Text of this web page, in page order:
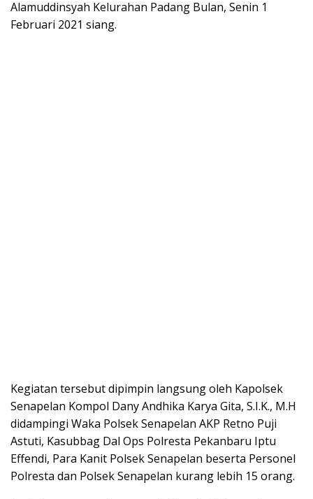
Alamuddinsyah Kelurahan Padang Bulan, Senin 1
Februari 2021 siang.
Kegiatan tersebut dipimpin langsung oleh Kapolsek
Senapelan Kompol Dany Andhika Karya Gita, S.I.K., M.H
didampingi Waka Polsek Senapelan AKP Retno Puji
Astuti, Kasubbag Dal Ops Polresta Pekanbaru Iptu
Effendi, Para Kanit Polsek Senapelan beserta Personel
Polresta dan Polsek Senapelan kurang lebih 15 orang.